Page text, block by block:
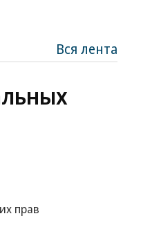
Вся лента
прав